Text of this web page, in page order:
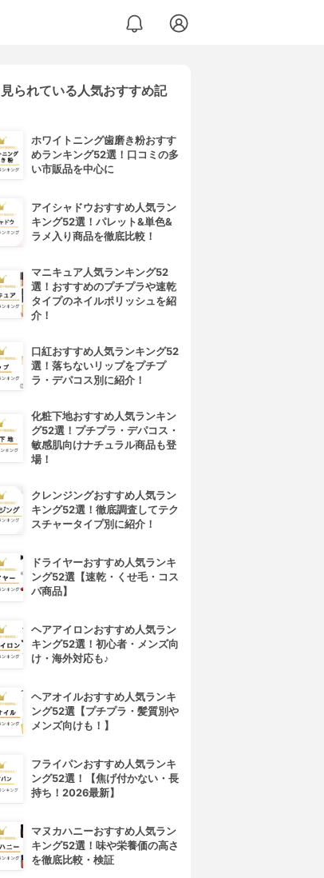
られている人気おすすめ記
ホワイトニング歯磨き粉おすす
めランキング52選！口コミの多
い市販品を中心に
アイシャドウおすすめ人気ラン
キング52選！パレット&単色&
ラメ入り商品を徹底比較！
マニキュア人気ランキング52
選！おすすめのプチプラや速乾
タイプのネイルポリッシュを紹
介！
口紅おすすめ人気ランキング52
選！落ちないリップをプチプ
ラ・デパコス別に紹介！
化粧下地おすすめ人気ランキン
グ52選！プチプラ・デパコス・
敏感肌向けナチュラル商品も登
場！
クレンジングおすすめ人気ラン
キング52選！徹底調査してテク
スチャータイプ別に紹介！
ドライヤーおすすめ人気ランキ
ング52選【速乾・くせ毛・コス
パ商品】
ヘアアイロンおすすめ人気ラン
キング52選！初心者・メンズ向
け・海外対応も♪
ヘアオイルおすすめ人気ランキ
ング52選【プチプラ・髪質別や
メンズ向けも！】
フライパンおすすめ人気ランキ
ング52選！【焦げ付かない・長
持ち！2026最新】
マヌカハニーおすすめ人気ラン
キング52選！味や栄養価の高さ
を徹底比較・検証